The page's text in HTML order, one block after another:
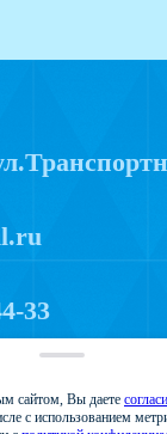
33
сайтом, Вы даете
с использованием